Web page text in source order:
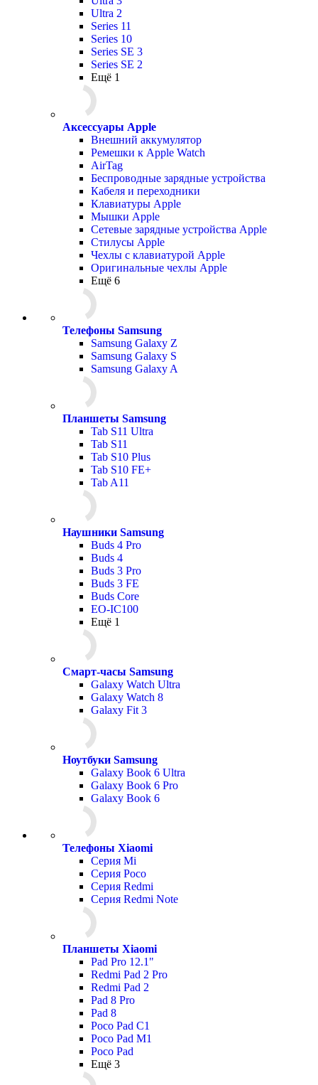
Ultra 2
Series 11
Series 10
Series SE 3
Series SE 2
Ещё 1
Аксессуары Apple
Внешний аккумулятор
Ремешки к Apple Watch
AirTag
Беспроводные зарядные устройства
Кабеля и переходники
Клавиатуры Apple
Мышки Apple
Сетевые зарядные устройства Apple
Стилусы Apple
Чехлы с клавиатурой Apple
Оригинальные чехлы Apple
Ещё 6
Телефоны Samsung
Samsung Galaxy Z
Samsung Galaxy S
Samsung Galaxy A
Планшеты Samsung
Tab S11 Ultra
Tab S11
Tab S10 Plus
Tab S10 FE+
Tab A11
Наушники Samsung
Buds 4 Pro
Buds 4
Buds 3 Pro
Buds 3 FE
Buds Core
EO-IC100
Ещё 1
Смарт-часы Samsung
Galaxy Watch Ultra
Galaxy Watch 8
Galaxy Fit 3
Ноутбуки Samsung
Galaxy Book 6 Ultra
Galaxy Book 6 Pro
Galaxy Book 6
Телефоны Xiaomi
Серия Mi
Серия Poco
Серия Redmi
Серия Redmi Note
Планшеты Xiaomi
Pad Pro 12.1"
Redmi Pad 2 Pro
Redmi Pad 2
Pad 8 Pro
Pad 8
Poco Pad С1
Poco Pad M1
Poco Pad
Ещё 3